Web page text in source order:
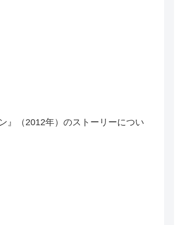
』（2012年）のストーリーについ